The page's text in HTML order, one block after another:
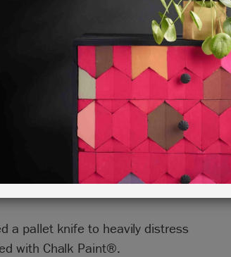
TIPPS & INSPIRATION
a pallet knife to heavily distress
with Chalk Paint®.